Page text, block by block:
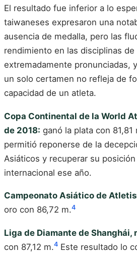
El resultado fue inferior a lo
taiwaneses expresaron una
ausencia de medalla, pero las
rendimiento en las disciplinas
extremadamente pronunciadas,
un solo certamen no refleja de
capacidad de un atleta.
Copa Continental de la World
de 2018: ganó la plata con 81,81
permitió reponerse de la
Asiáticos y recuperar su
internacional ese año.
Campeonato Asiático de
oro con 86,72 m.4
Liga de Diamante de Shanghái,
con 87,12 m.4 Este resultado lo